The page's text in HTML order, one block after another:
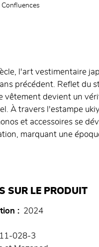
Confluences
l'art vestimentaire
précédent. Reflet du
vêtement devient un
À travers l'estampe
et accessoires se
marquant une
SUR LE PRODUIT
2024
028-3